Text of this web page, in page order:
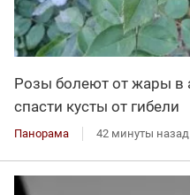
Розы болеют от жары в
спасти кусты от гибели
Панорама 42 минуты назад